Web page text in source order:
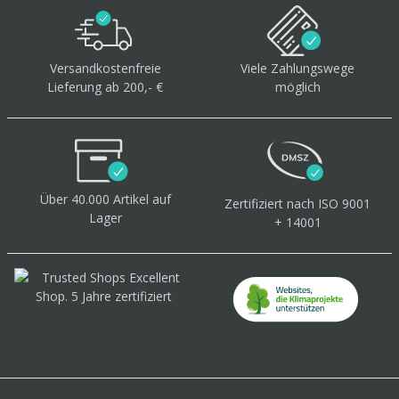
Versandkostenfreie
Lieferung ab 200,- €
Viele Zahlungswege
möglich
Über 40.000 Artikel auf
Lager
Zertifiziert nach ISO 9001
+ 14001